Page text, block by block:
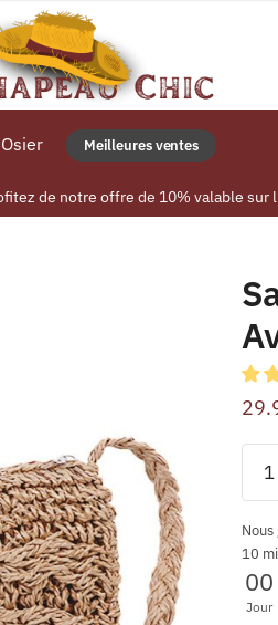
Meilleures ventes
de notre offre de 10% valable sur
10
00
Jour